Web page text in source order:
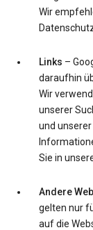
Wir
Links –
daraufhin
Wir
unserer
und
Sie in
Andere
gelten nur
auf die